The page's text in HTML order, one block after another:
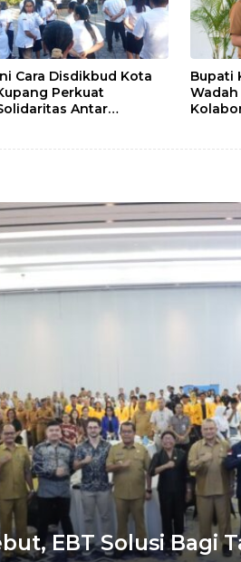
Cara Disdikbud Kota
Perkuat
Antar
Bupati
EBT Solusi Bagi